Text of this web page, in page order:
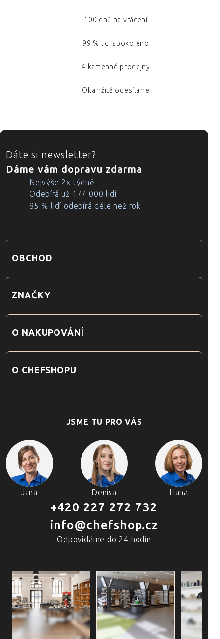
100 dnů na vrácení
99 % lidí spokojeno
4 kamenné prodejny
Okamžitě odesíláme
ZÁPATÍ
Dáte si newsletter?
Dáme vám dopravu zdarma
Nejvýše 2x týdně
Odebírá už 177 000 lidí
85 % lidí odebírá déle než rok
OBCHOD
ZNAČKY
O NAKUPOVÁNÍ
O CHEFSHOPU
JSME TU PRO VÁS
Jana Denisa Hana
+420 227 272 732
info@chefshop.cz
Odpovídáme do 24 hodin